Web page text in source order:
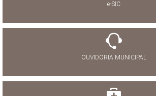
e-SIC
OUVIDORIA MUNICIPAL